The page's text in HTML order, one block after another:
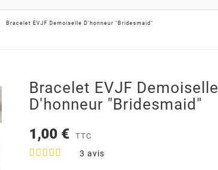
Bracelet EVJF Demoiselle D'honneur "Bridesmaid"
Bracelet EVJF Demoiselle
D'honneur "Bridesmaid"
1,00 € TTC
3 avis